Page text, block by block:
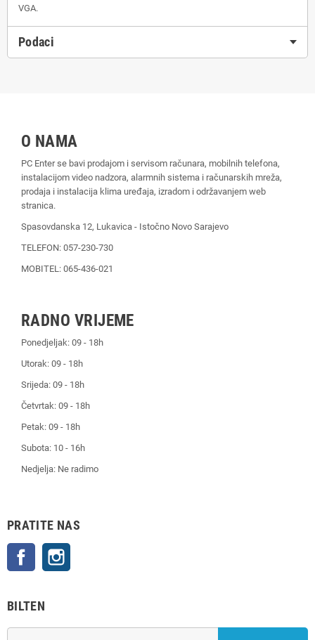
VGA.
Podaci
O NAMA
PC Enter se bavi prodajom i servisom računara, mobilnih telefona,
instalacijom video nadzora, alarmnih sistema i računarskih mreža,
prodaja i instalacija klima uređaja, izradom i održavanjem web
stranica.
Spasovdanska 12, Lukavica - Istočno Novo Sarajevo
TELEFON: 057-230-730
MOBITEL: 065-436-021
RADNO VRIJEME
Ponedjeljak: 09 - 18h
Utorak: 09 - 18h
Srijeda: 09 - 18h
Četvrtak: 09 - 18h
Petak: 09 - 18h
Subota: 10 - 16h
Nedjelja: Ne radimo
PRATITE NAS
Facebook
BILTEN